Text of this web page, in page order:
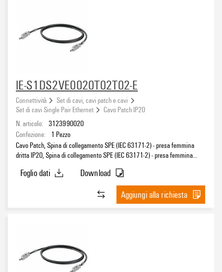
Categoria
Colore della guaina
nero (14)
Lunghezza del cavo
Numero di poli
IE-S1DS2VE0020T02T02-E
Connettività
Set di cavi, cavi patch e cavi
Set di cavi Single Pair Ethernet
Cavo Patch IP20
N. articolo: 3123990020
Confezione:
1 Pezzo
Cavo Patch, Spina di collegamento SPE (IEC 63171-2) - presa femmina
dritta IP20, Spina di collegamento SPE (IEC 63171-2) - presa femmina
Foglio dati
Download
Aggiungi alla richiesta